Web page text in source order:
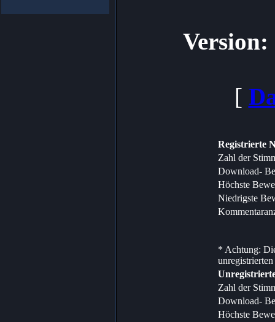
Version:
[
Registrierte
Zahl der
Download-
Höchste
Niedrigste
* Achtung:
Zahl der
Download-
Höchste